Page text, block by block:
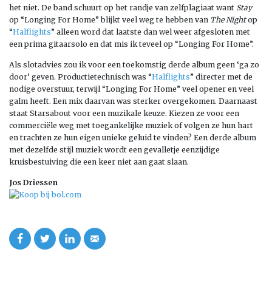
het niet. De band schuurt op het randje van zelfplagiaat want Stay
op “Longing For Home” blijkt veel weg te hebben van The Nightop
“Halflights” alleen word dat laatste dan wel weer afgesloten met
een prima gitaarsolo en dat mis ik teveel op “Longing For Home”.
Als slotadvies zou ik voor een toekomstig derde album geen ‘ga zo
door’ geven. Productietechnisch was “Halflights” directer met de
nodige overstuur, terwijl “Longing For Home” veel opener en veel
galm heeft. Een mix daarvan was sterker overgekomen. Daarnaast
staat Starsabout voor een muzikale keuze. Kiezen ze voor een
commerciële weg met toegankelijke muziek of volgen ze hun hart
en trachten ze hun eigen unieke geluid te vinden? Een derde album
met dezelfde stijl muziek wordt een gevalletje eenzijdige
kruisbestuiving die een keer niet aan gaat slaan.
Jos Driessen